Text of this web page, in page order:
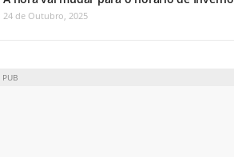
24 de Outubro, 2025
PUB